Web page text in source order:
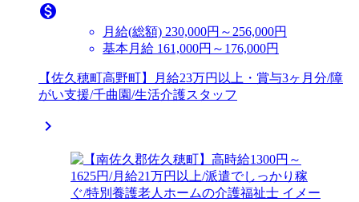

月給(総額) 230,000円～256,000円
基本月給 161,000円～176,000円
【佐久穂町高野町】月給23万円以上・賞与3ヶ月分/障
がい支援/千曲園/生活介護スタッフ
